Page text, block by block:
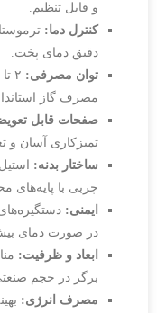
و قابل تنظیم.
کنترل دما:
دقیق دمای پخت.
توان مصرفی:
مصرف گاز
صفحات قابل
تمیزکاری آسان و
ساختار بدنه:
چربی با
ایمنی:
در صورت دمای
ابعاد و ظرفیت:
برگر در حجم
مصرف انرژی: